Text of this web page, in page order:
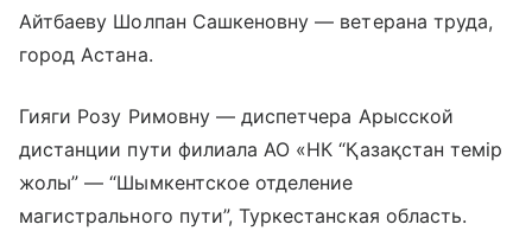
Айтбаеву Шолпан Сашкеновну — ветерана труда,
город Астана.
Гияги Розу Римовну — диспетчера Арысской
дистанции пути филиала АО «НК “Қазақстан темір
жолы” — “Шымкентское отделение
магистрального пути”, Туркестанская область.